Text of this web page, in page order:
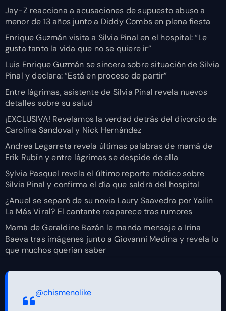
Jay-Z reacciona a acusaciones de supuesto abuso a
menor de 13 años junto a Diddy Combs en plena fiesta
Enrique Guzmán visita a Silvia Pinal en el hospital: “Le
gusta tanto la vida que no se quiere ir”
Luis Enrique Guzmán se sincera sobre situación de Silvia
Pinal y declara: “Está en proceso de partir”
Entre lágrimas, asistente de Silvia Pinal revela nuevos
detalles sobre su salud
¡EXCLUSIVA! Revelamos la verdad detrás del divorcio de
Carolina Sandoval y Nick Hernández
Andrea Legarreta revela últimas palabras de mamá de
Erik Rubín y entre lágrimas se despide de ella
Sylvia Pasquel revela el último reporte médico sobre
Silvia Pinal y confirma el día que saldrá del hospital
¿Anuel se separó de su novia Laury Saavedra por Yailin
La Más Viral? El cantante reaparece tras rumores
Mamá de Geraldine Bazán le manda mensaje a Irina
Baeva tras imágenes junto a Giovanni Medina y revela lo
que muchos querían saber
@chismenolike